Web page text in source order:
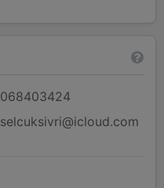
068403424
selcuksivri@icloud.com